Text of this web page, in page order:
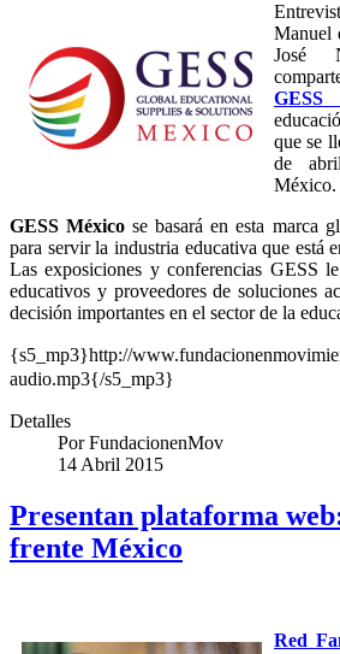
Manuel
José
GESS
que se
de
México.
GESS México se basará en esta marca
para servir la industria educativa que está
Las exposiciones y conferencias GESS
educativos y proveedores de soluciones
decisión importantes en el sector de la
{s5_mp3}http://
audio.mp3{/s5_mp3}
Detalles
PorFundacionenMov
14 Abril 2015
Presentan plataforma
frente México
Red